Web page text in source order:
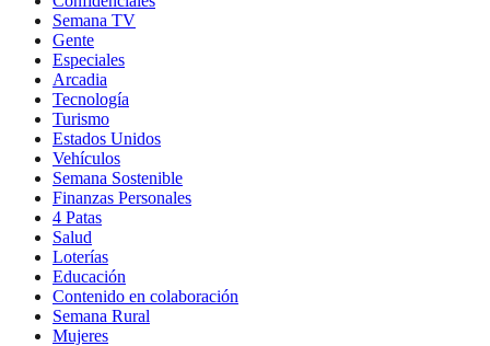
Semana TV
Gente
Especiales
Arcadia
Tecnología
Turismo
Estados Unidos
Vehículos
Semana Sostenible
Finanzas Personales
4 Patas
Salud
Loterías
Educación
Contenido en colaboración
Semana Rural
Mujeres